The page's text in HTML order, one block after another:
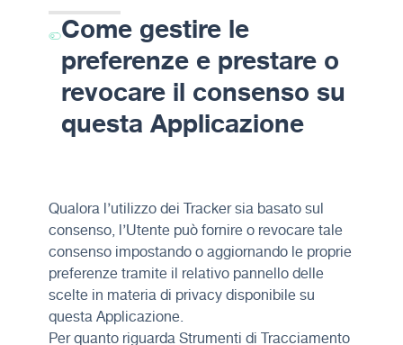
Come gestire le
preferenze e prestare o
revocare il consenso su
questa Applicazione
Qualora l’utilizzo dei Tracker sia basato sul
consenso, l’Utente può fornire o revocare tale
consenso impostando o aggiornando le proprie
preferenze tramite il relativo pannello delle
scelte in materia di privacy disponibile su
questa Applicazione.
Per quanto riguarda Strumenti di Tracciamento